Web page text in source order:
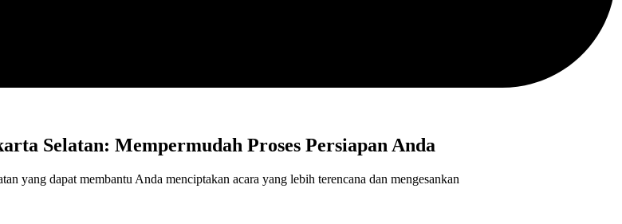
Selatan: Mempermudah Proses Persiapan Anda
yang dapat membantu Anda menciptakan acara yang lebih terencana dan mengesankan